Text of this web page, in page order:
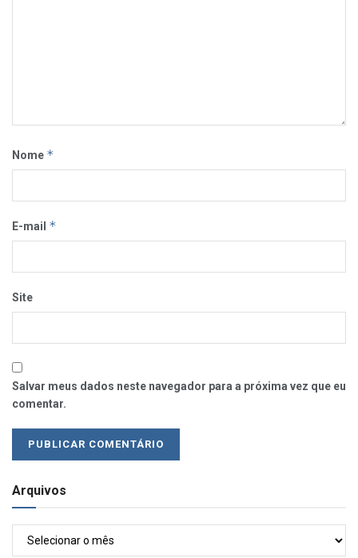
Nome *
E-mail *
Site
Salvar meus dados neste navegador para a próxima vez que eu
comentar.
Arquivos